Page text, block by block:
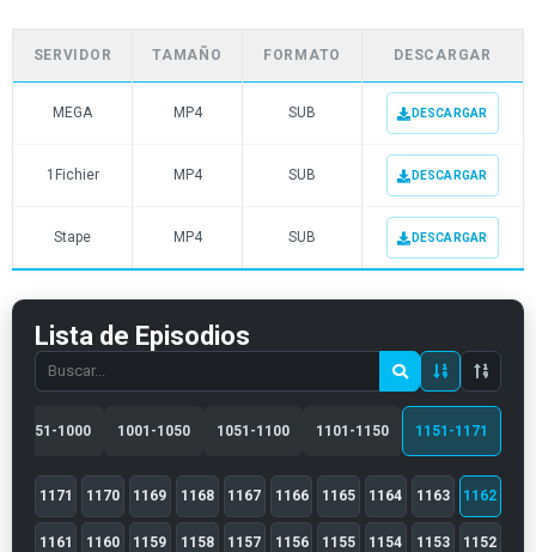
SERVIDOR TAMAÑO FORMATO DESCARGAR
MEGA MP4 SUB DESCARGAR
1Fichier MP4 SUB DESCARGAR
Stape MP4 SUB DESCARGAR
Lista de Episodios
Search
episode
number
951-1000 1001-1050 1051-1100 1101-1150 1151-1171
1171 1170 1169 1168 1167 1166 1165 1164 1163 1162
1161 1160 1159 1158 1157 1156 1155 1154 1153 1152